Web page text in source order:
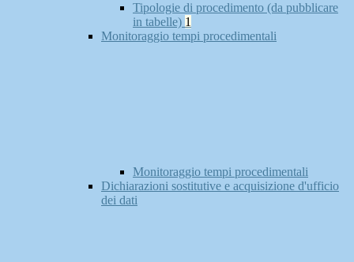
Tipologie di procedimento (da pubblicare
in tabelle) 1
Monitoraggio tempi procedimentali
Monitoraggio tempi procedimentali
Dichiarazioni sostitutive e acquisizione d'ufficio
dei dati